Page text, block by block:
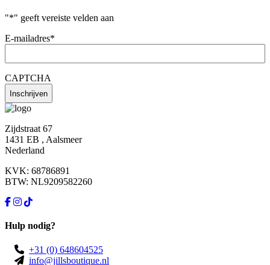
"*" geeft vereiste velden aan
E-mailadres*
CAPTCHA
Zijdstraat 67
1431 EB , Aalsmeer
Nederland
KVK: 68786891
BTW: NL9209582260
Hulp nodig?
+31 (0) 648604525
info@jillsboutique.nl